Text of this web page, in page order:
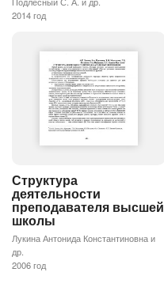
2014 год
Структура
деятельности
преподавателя высшей
школы
Лукина Антонида Константиновна и
др.
2006 год